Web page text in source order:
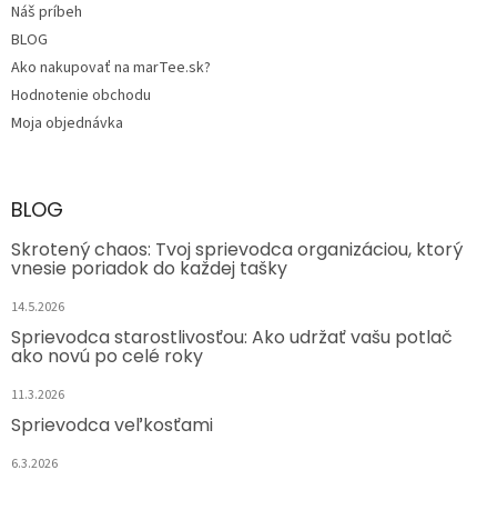
Náš príbeh
BLOG
Ako nakupovať na marTee.sk?
Hodnotenie obchodu
Moja objednávka
BLOG
Skrotený chaos: Tvoj sprievodca organizáciou, ktorý
vnesie poriadok do každej tašky
14.5.2026
Sprievodca starostlivosťou: Ako udržať vašu potlač
ako novú po celé roky
11.3.2026
Sprievodca veľkosťami
6.3.2026